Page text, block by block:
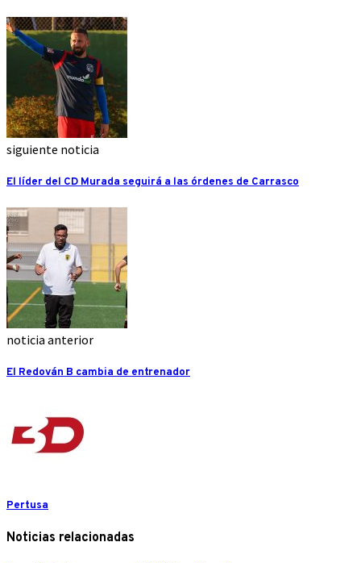
siguiente noticia
El líder del CD Murada seguirá a las órdenes de Carrasco
noticia anterior
El Redován B cambia de entrenador
Pertusa
Noticias relacionadas